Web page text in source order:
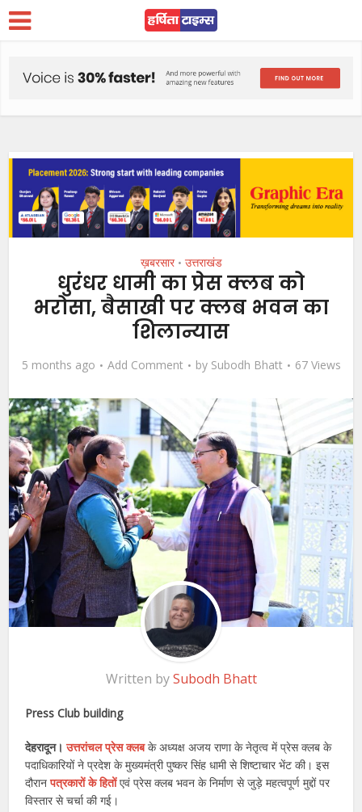
ख़बरसार • उत्तराखंड
धुरंधर धामी का प्रेस क्लब को
भरोसा, बैसाखी पर क्लब भवन का
शिलान्यास
5 months ago Add Comment by Subodh Bhatt 67 Views
Written bySubodh Bhatt
Press Club building
देहरादून। उत्तरांचल प्रेस क्लबके अध्यक्ष अजय राणा के नेतृत्व में प्रेस क्लब के
पदाधिकारियों ने प्रदेश के मुख्यमंत्री पुष्कर सिंह धामी से शिष्टाचार भेंट की। इस
दौरानपत्रकारों के हितोंएवं प्रेस क्लब भवन के निर्माण से जुड़े महत्वपूर्ण मुद्दों पर
विस्तार से चर्चा की गई।